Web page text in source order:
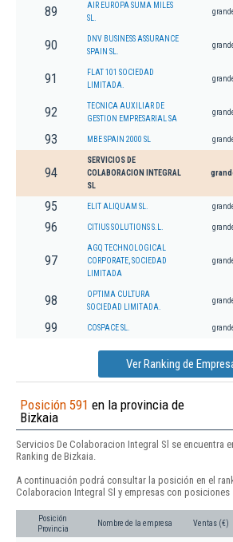
89
AIR EUROPA SUMA MILES
SL.
90
DNV BUSINESS ASSURANCE
SPAIN SL.
91
FLAT 101 SOCIEDAD
LIMITADA.
92
TECNICA AUXILIAR DE
GESTION EMPRESARIAL SA
93 MBE SPAIN 2000 SL
94
SERVICIOS DE
COLABORACION INTEGRAL
SL
95 ELIT ALIQUAM SL.
96 CITIUS SOLUTIONS S.L.
97
AGQ TECHNOLOGICAL
CORPORATE, SOCIEDAD
LIMITADA
98
OPTIMA CULTURA
SOCIEDAD LIMITADA.
99 COSPACE SL.
Ver Ranking de
Posición 591 en la provincia de
Bizkaia
Servicios De Colaboracion Integral Sl se encuentra
Ranking de Bizkaia.
A continuación podrá consultar la posición en el
Colaboracion Integral Sl y empresas con posiciones
Posición
Provincia
Nombre de la empresa Ventas (€)